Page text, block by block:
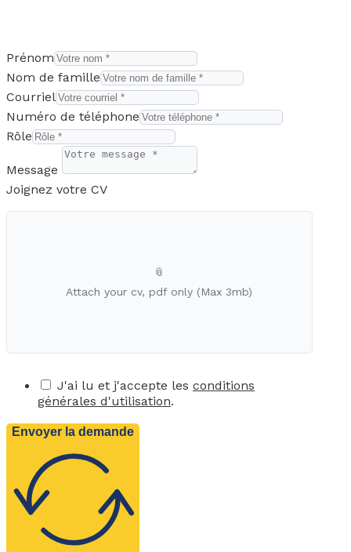
Prénom
Nom de famille
Courriel
Numéro de téléphone
Rôle
Message
Joignez votre CV
J'ai lu et j'accepte les conditions
générales d'utilisation.
Envoyer la demande